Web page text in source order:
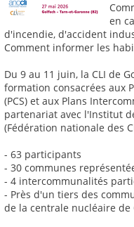
en
d'incendie, d'accident
Comment informer les
Du 9 au 11 juin, la CLI de
formation consacrées aux
(PCS) et aux Plans
partenariat avec l'Institut
(Fédération nationale des
- 63 participants
- 30 communes
- 4 intercommunalités
- Près d'un tiers des
de la centrale nucléaire de